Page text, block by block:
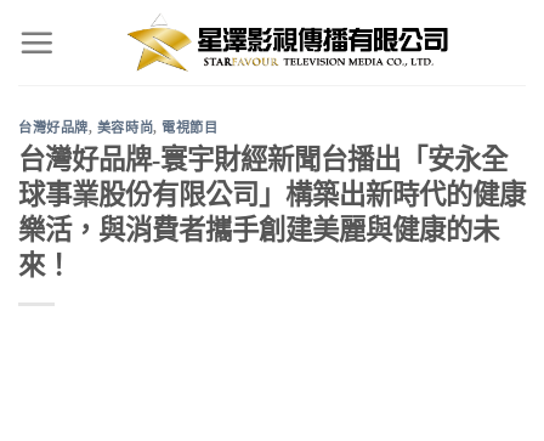
台灣好品牌, 美容時尚,電視節目
台灣好品牌-寰宇財經新聞台播出「安永全
球事業股份有限公司」構築出新時代的健康
樂活，與消費者攜手創建美麗與健康的未
來！